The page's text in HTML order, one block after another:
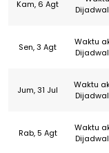
Kam, 6 Agt
Sen, 3 Agt
Waktu
Jum, 31 Jul
Waktu
Rab, 5 Agt
Waktu